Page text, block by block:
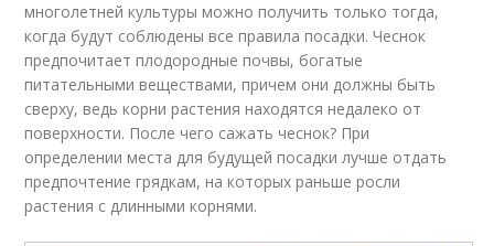
многолетней культуры можно получить только тогда,
когда будут соблюдены все правила посадки. Чеснок
предпочитает плодородные почвы, богатые
питательными веществами, причем они должны быть
сверху, ведь корни растения находятся недалеко от
поверхности. После чего сажать чеснок? При
определении места для будущей посадки лучше отдать
предпочтение грядкам, на которых раньше росли
растения с длинными корнями.